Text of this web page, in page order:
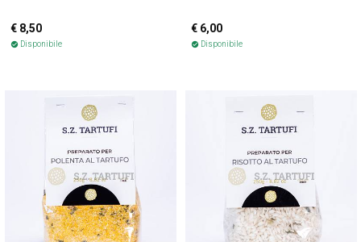
€ 8,50
check_circle Disponibile
€ 6,00
check_circle Disponibile